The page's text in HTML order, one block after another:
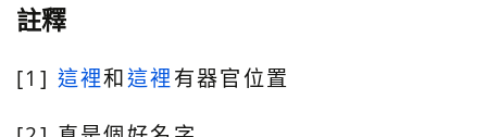
註釋
[1] 這裡和這裡有器官位置